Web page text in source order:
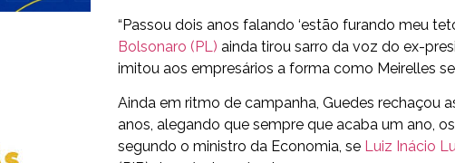
“Passou dois anos falando ‘estão furando meu
Bolsonaro (PL) ainda tirou sarro da voz do ex-
imitou aos empresários a forma como Meirelles
Ainda em ritmo de campanha, Guedes rechaçou
anos, alegando que sempre que acaba um ano,
segundo o ministro da Economia, se Luiz Inácio